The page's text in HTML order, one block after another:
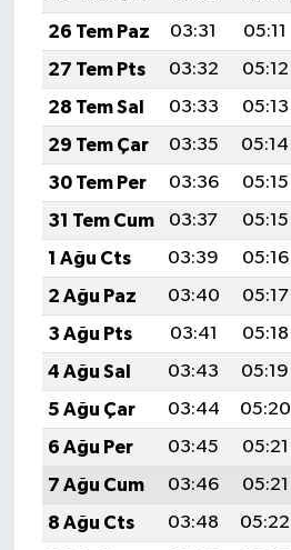
26 Tem Paz
03:31 05:11
27 Tem Pts
03:32 05:12
28 Tem Sal
03:33 05:13
29 Tem Çar
03:35 05:14
30 Tem Per
03:36 05:15
31 Tem Cum
03:37 05:15
1 Ağu Cts
03:39 05:16
2 Ağu Paz
03:40 05:17
3 Ağu Pts
03:41 05:18
4 Ağu Sal
03:43 05:19
5 Ağu Çar
03:44 05:20
6 Ağu Per
03:45 05:21
7 Ağu Cum
03:46 05:21
8 Ağu Cts
03:48 05:22